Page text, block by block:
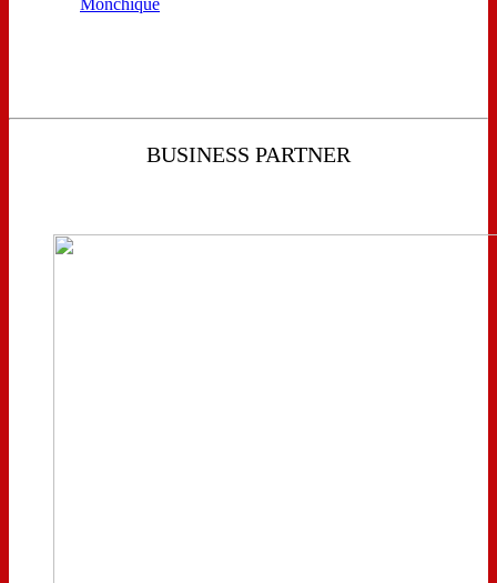
BUSINESS PARTNER